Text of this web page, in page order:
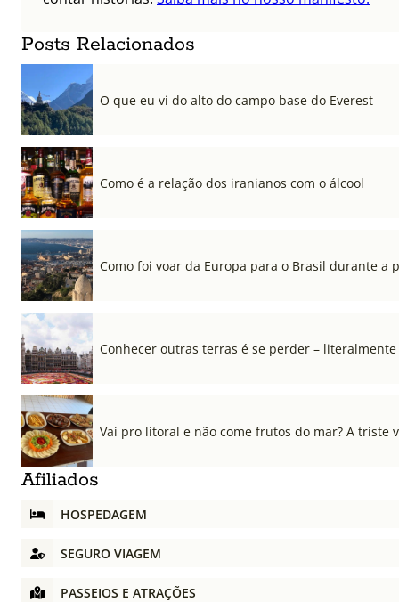
Posts Relacionados
O que eu vi do alto do campo base do Everest
Como é a relação dos iranianos com o álcool
Como foi voar da Europa para o Brasil durante a
Conhecer outras terras é se perder – literalmente
Vai pro litoral e não come frutos do mar? A triste
Afiliados
HOSPEDAGEM
SEGURO VIAGEM
PASSEIOS E ATRAÇÕES